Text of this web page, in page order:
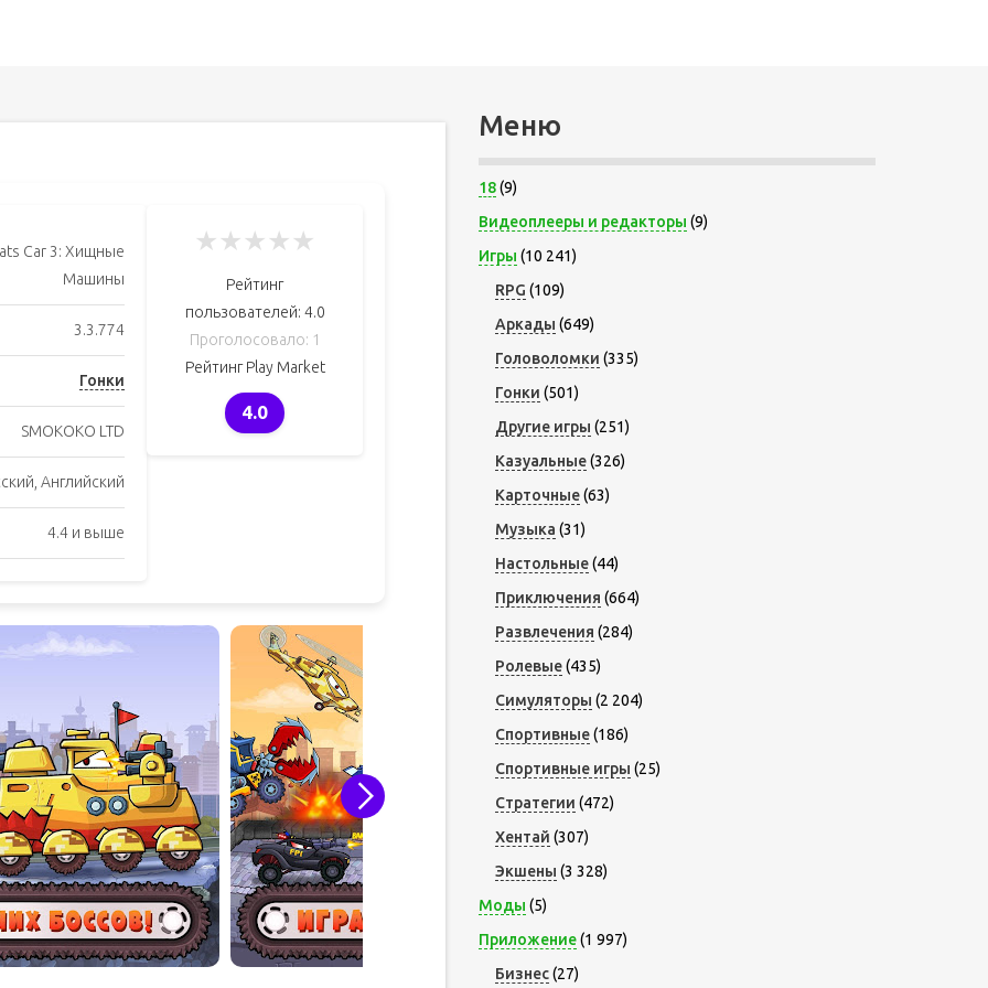
Car 3: Хищные
Машины
3.3.774
Гонки
SMOKOKO LTD
Английский
4.4 и выше
★★★★★
Рейтинг
пользователей: 4.0
Проголосовало: 1
Рейтинг Play Market
4.0
Меню
18(9)
Видеоплееры и редакторы (9)
Игры (10 241)
RPG (109)
Аркады (649)
Головоломки (335)
Гонки (501)
Другие игры (251)
Казуальные(326)
Карточные(63)
Музыка (31)
Настольные(44)
Приключения (664)
Развлечения (284)
Ролевые(435)
Симуляторы (2 204)
Спортивные(186)
Спортивные игры (25)
Стратегии (472)
Хентай (307)
Экшены (3 328)
Моды (5)
Приложение(1 997)
Бизнес(27)